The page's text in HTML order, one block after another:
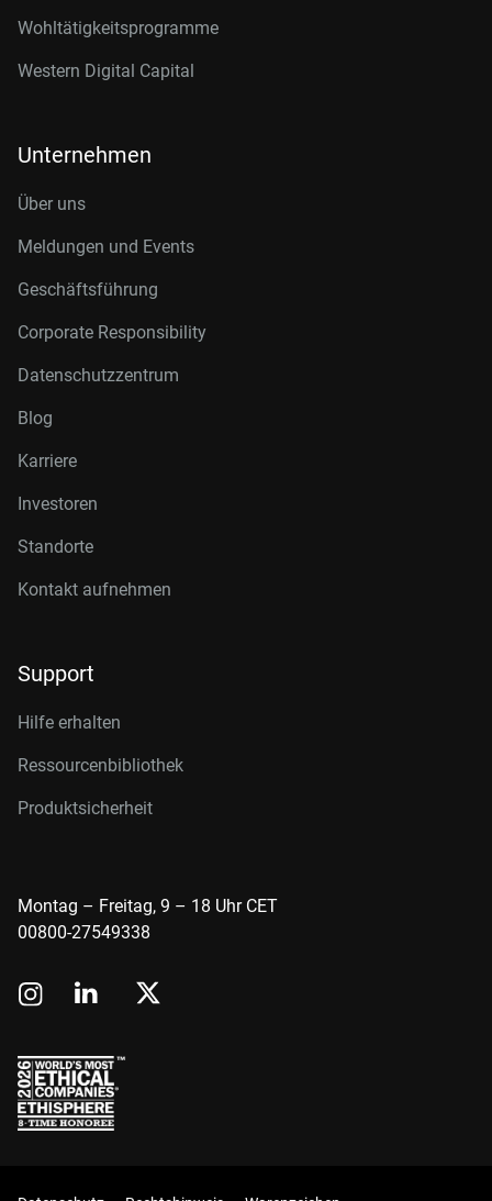
Wohltätigkeitsprogramme
Western Digital Capital
Unternehmen
Über uns
Meldungen und Events
Geschäftsführung
Corporate Responsibility
Datenschutzzentrum
Blog
Karriere
Investoren
Standorte
Kontakt aufnehmen
Support
Hilfe erhalten
Ressourcenbibliothek
Produktsicherheit
Montag – Freitag, 9 – 18 Uhr CET
00800-27549338